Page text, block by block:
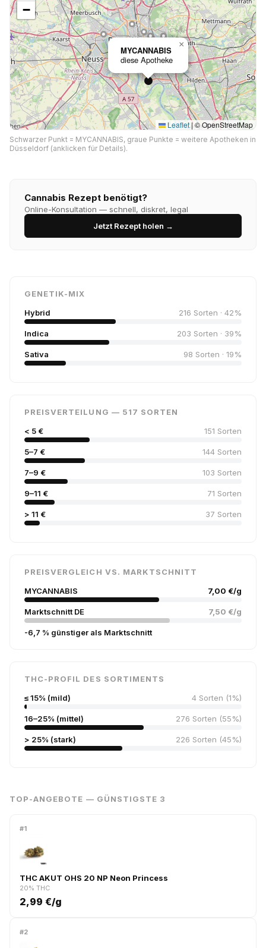
MYCANNABIS
diese Apotheke
×
−
Leaflet|© OpenStreetMap
Schwarzer Punkt = MYCANNABIS, graue Punkte = weitere Apotheken in
Düsseldorf (anklicken für Details).
Cannabis Rezept benötigt?
Online-Konsultation — schnell, diskret, legal
Jetzt Rezept holen →
GENETIK-MIX
Hybrid
216 Sorten · 42%
Indica 203 Sorten · 39%
Sativa 98 Sorten · 19%
PREISVERTEILUNG — 517 SORTEN
< 5 €
151 Sorten
5–7 € 144 Sorten
7–9 € 103 Sorten
9–11 € 71 Sorten
> 11 € 37 Sorten
PREISVERGLEICH VS. MARKTSCHNITT
MYCANNABIS
7,00 €/g
Marktschnitt DE 7,50 €/g
-6,7 % günstiger als Marktschnitt
THC-PROFIL DES SORTIMENTS
≤ 15% (mild)
4 Sorten (1%)
16–25% (mittel) 276 Sorten (55%)
> 25% (stark) 226 Sorten (45%)
TOP-ANGEBOTE — GÜNSTIGSTE 3
#1
THC AKUT OHS 20 NP Neon Princess
20% THC
2,99 €/g
#2